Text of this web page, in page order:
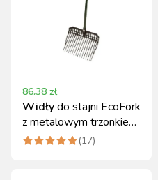
86.38 zł
Widłydo stajni EcoFork
z metalowym trzonkiem
Kerbl czarny(17)